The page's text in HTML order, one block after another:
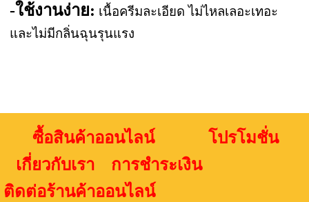
-ใช้งานง่าย: เนื้อครีมละเอียด ไม่ไหลเลอะเทอะ
และไม่มีกลิ่นฉุนรุนแรง
ซื้อสินค้าออนไลน์ โปรโมชั่น
เกี่ยวกับเรา การชำระเงิน
ติดต่อร้านค้าออนไลน์